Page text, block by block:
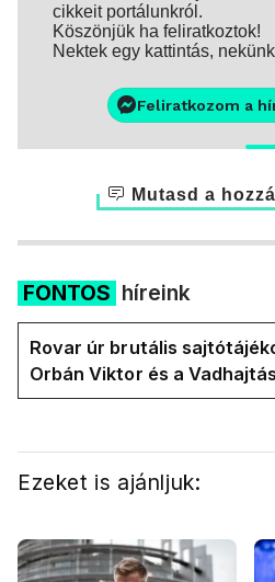
cikkeit portálunkról.
Köszönjük ha feliratkoztok!
Nektek egy kattintás,
Feliratkozom a
Mutasd a
FONTOS híreink
Rovar úr brutális
Orbán Viktor és a
felelős a kialakult
Ezeket is ajánljuk: